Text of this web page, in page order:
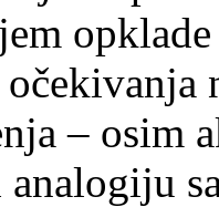
– osim